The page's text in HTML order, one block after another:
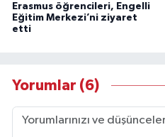
Erasmus öğrencileri, Engelli
Eğitim Merkezi’ni ziyaret
etti
Yorumlar (6)